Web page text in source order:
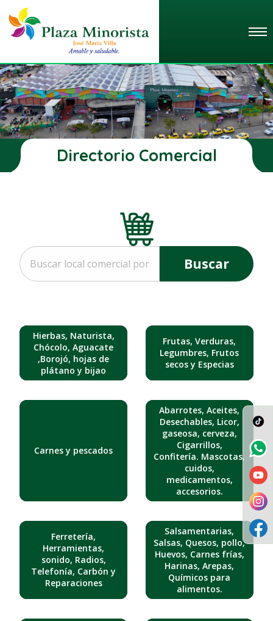
Directorio Comercial
Buscar
Hierbas, Naturista,
Chócolo, Aguacate
,Borojó, hojas de
plátano y bijao
Frutas, Verduras,
Legumbres, Frutos
secos y Especias
Carnes y pescados
Abarrotes, Aceites,
Desechables, Licor,
gaseosa, cerveza,
Cigarrillos,
Confitería. Mascotas,
cuidos,
medicamentos,
accesorios.
Ferretería,
Herramientas,
sonido, Radios,
Telefonía, Carbón y
Reparaciones
Salsamentarias,
Salsas, Quesos, pollo,
Huevos, Carnes frías,
Harinas, Arepas,
Químicos para
alimentos.